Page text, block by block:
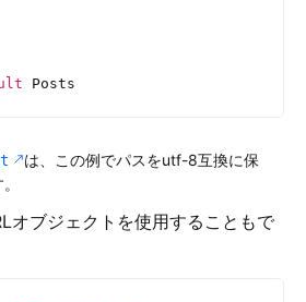
Posts
は、この例でパスをutf-8互換に保
オブジェクトを使用することもで